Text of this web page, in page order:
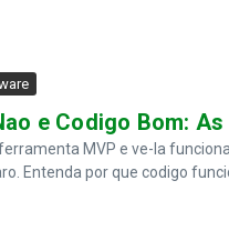
e Codigo Bom:
MVP e ve-la
Entenda por que codigo